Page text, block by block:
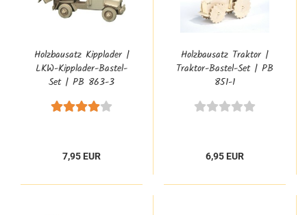
Holzbausatz Kipplader |
LKW-Kipplader-Bastel-
Set | PB 863-3
7,95 EUR
Holzbausatz Traktor |
Traktor-Bastel-Set | PB
851-1
6,95 EUR